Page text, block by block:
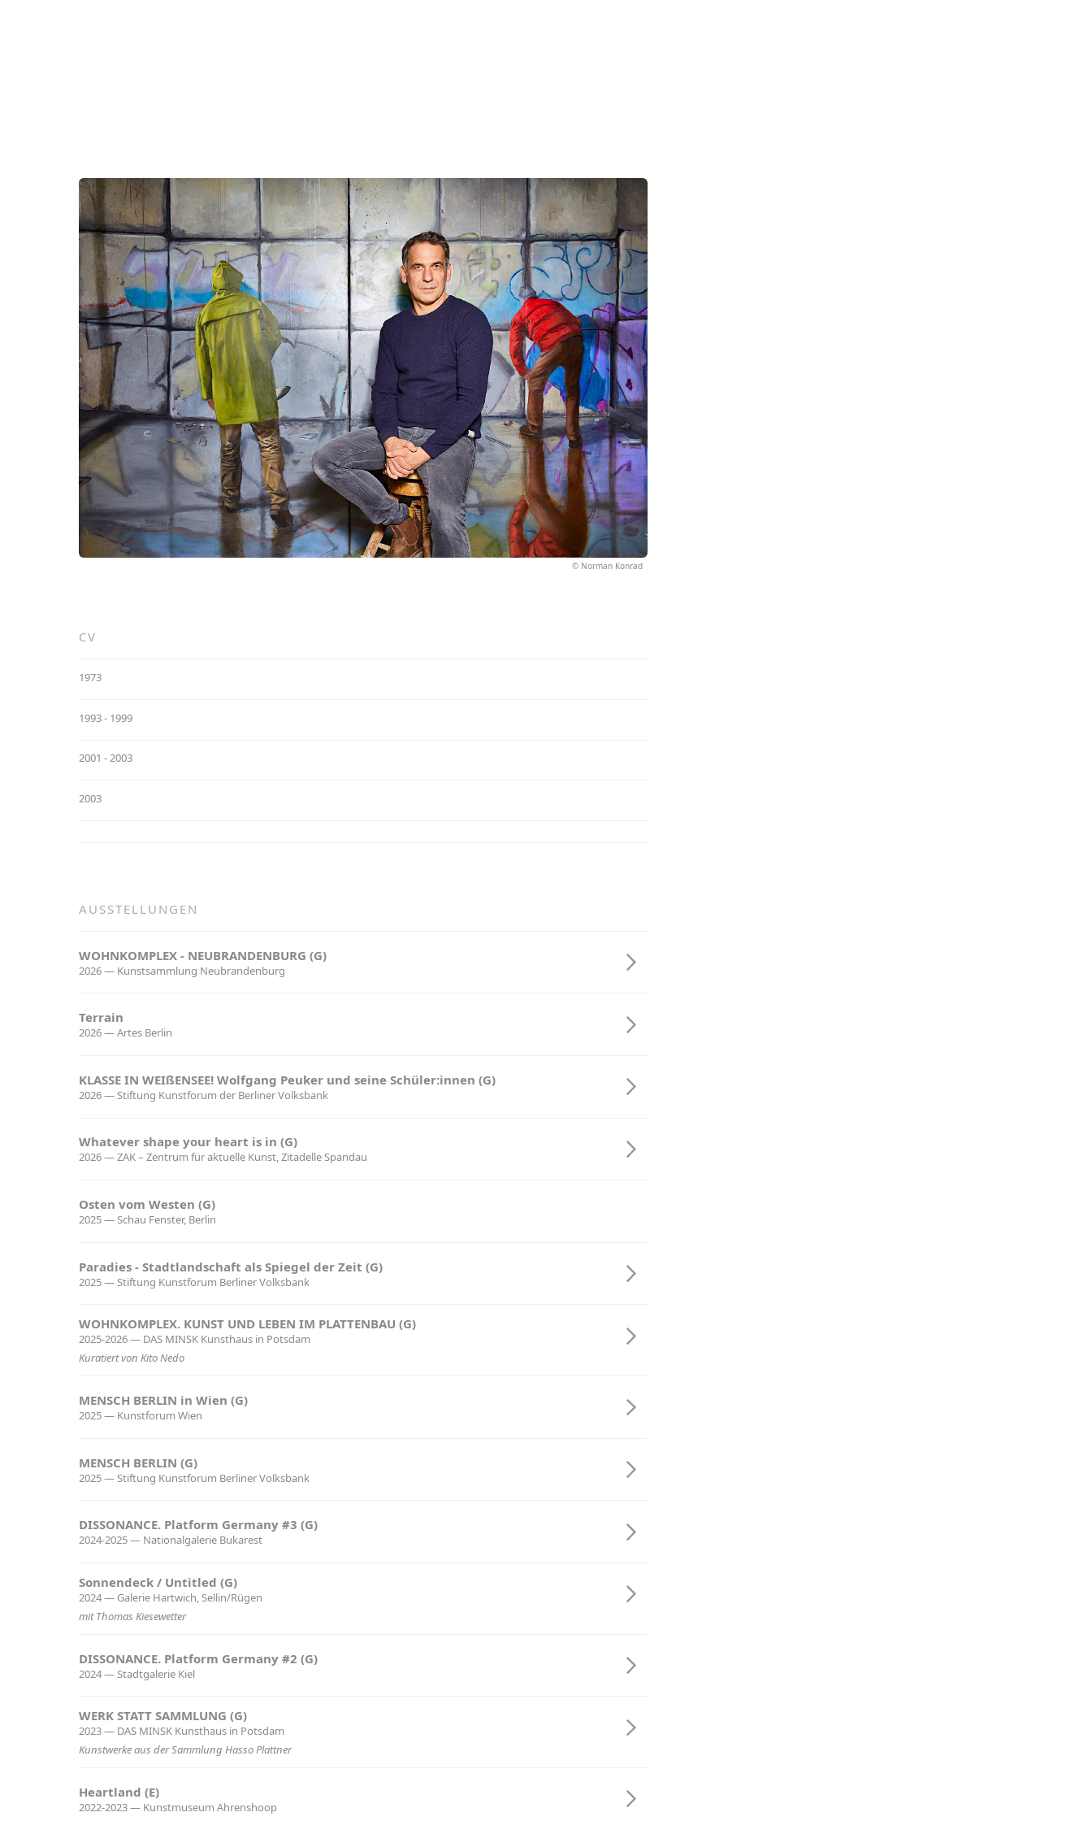
Norman Konrad
CV
1973
1993 - 1999
2001 - 2003
2003
AUSSTELLUNGEN
WOHNKOMPLEX - NEUBRANDENBURG (G)
2026 — Kunstsammlung Neubrandenburg
Terrain
2026 — Artes Berlin
KLASSE IN WEIßENSEE! Wolfgang Peuker und seine Schüler:innen (G)
2026 — Stiftung Kunstforum der Berliner Volksbank
Whatever shape your heart is in (G)
2026 — ZAK – Zentrum für aktuelle Kunst, Zitadelle Spandau
Osten vom Westen (G)
2025 — Schau Fenster, Berlin
Paradies - Stadtlandschaft als Spiegel der Zeit (G)
2025 — Stiftung Kunstforum Berliner Volksbank
WOHNKOMPLEX. KUNST UND LEBEN IM PLATTENBAU (G)
2025-2026 — DAS MINSK Kunsthaus in Potsdam
Kuratiert von Kito Nedo
MENSCH BERLIN in Wien (G)
2025 — Kunstforum Wien
MENSCH BERLIN (G)
2025 — Stiftung Kunstforum Berliner Volksbank
DISSONANCE. Platform Germany #3 (G)
2024-2025 — Nationalgalerie Bukarest
Sonnendeck / Untitled (G)
2024 — Galerie Hartwich, Sellin/Rügen
mit Thomas Kiesewetter
DISSONANCE. Platform Germany #2 (G)
2024 — Stadtgalerie Kiel
WERK STATT SAMMLUNG (G)
2023 — DAS MINSK Kunsthaus in Potsdam
Kunstwerke aus der Sammlung Hasso Plattner
Heartland (E)
2022-2023 — Kunstmuseum Ahrenshoop